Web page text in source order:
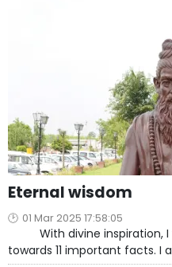
Eternal wisdom
01 Mar 2025 17:58:05
With divine inspiration, I
towards 11 important facts. I